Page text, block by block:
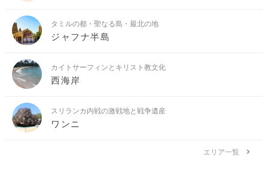
タミルの都・聖なる島・最北の地
ジャフナ半島
カイトサーフィンとキリスト教文化
西海岸
スリランカ内戦の激戦地と戦争遺産
ワンニ
エリア一覧